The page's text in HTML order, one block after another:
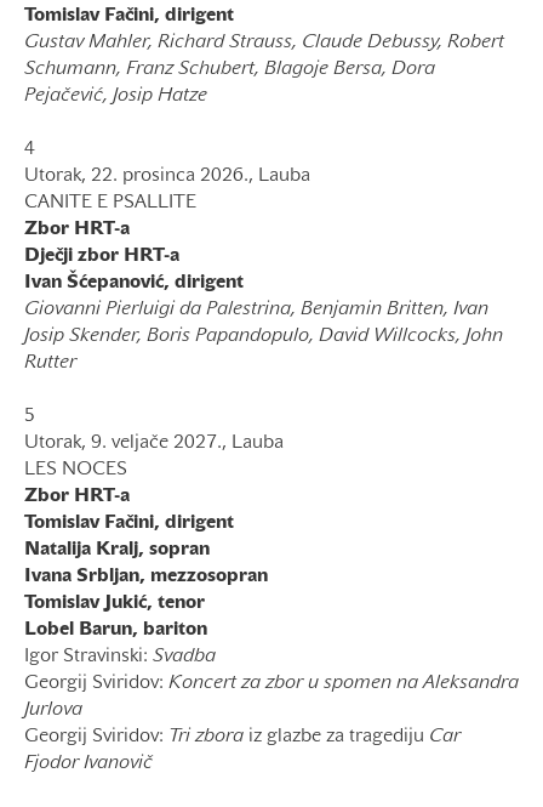
Tomislav Fačini, dirigent
Gustav Mahler, Richard Strauss, Claude Debussy, Robert
Schumann, Franz Schubert, Blagoje Bersa, Dora
Pejačević, Josip Hatze
4
Utorak, 22. prosinca 2026., Lauba
CANITE E PSALLITE
Zbor HRT-a
Dječji zbor HRT-a
Ivan Šćepanović, dirigent
Giovanni Pierluigi da Palestrina, Benjamin Britten, Ivan
Josip Skender, Boris Papandopulo, David Willcocks, John
Rutter
5
Utorak, 9. veljače 2027., Lauba
LES NOCES
Zbor HRT-a
Tomislav Fačini, dirigent
Natalija Kralj, sopran
Ivana Srbljan, mezzosopran
Tomislav Jukić, tenor
Lobel Barun, bariton
Igor Stravinski: Svadba
Georgij Sviridov: Koncert za zbor u spomen na Aleksandra
Jurlova
Georgij Sviridov: Tri zbora iz glazbe za tragediju Car
Fjodor Ivanovič